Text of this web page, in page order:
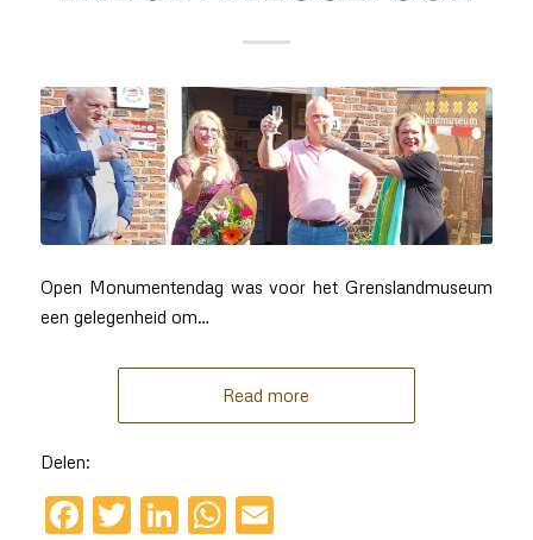
Open Monumentendag was voor het Grenslandmuseum
een gelegenheid om…
Read more
Delen:
Facebook
Twitter
LinkedIn
WhatsApp
Email